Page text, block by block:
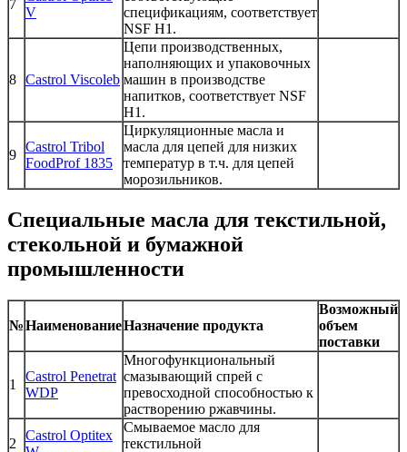
7
V
спецификациям, соответствует
NSF H1.
8 Castrol Viscoleb
Цепи производственных,
наполняющих и упаковочных
машин в производстве
напитков, соответствует NSF
H1.
9
Castrol Tribol
FoodProf 1835
Циркуляционные масла и
масла для цепей для низких
температур в т.ч. для цепей
морозильников.
Специальные масла для текстильной,
стекольной и бумажной
промышленности
№НаименованиеНазначение продукта
Возможный
объем
поставки
1
Castrol Penetrat
WDP
Многофункциональный
смазывающий спрей с
превосходной способностью к
растворению ржавчины.
2
Castrol Optitex
Смываемое масло для
текстильной